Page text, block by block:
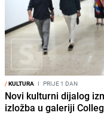
/KULTURA I PRIJE 1 DAN
Novi kulturni dijalog
izložba u galeriji